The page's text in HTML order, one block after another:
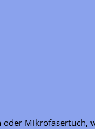
Mikrofasertuch,